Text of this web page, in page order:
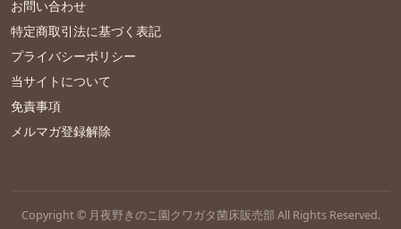
お問い合わせ
特定商取引法に基づく表記
プライバシーポリシー
当サイトについて
免責事項
メルマガ登録解除
Copyright © 月夜野きのこ園クワガタ菌床販売部 All Rights Reserved.